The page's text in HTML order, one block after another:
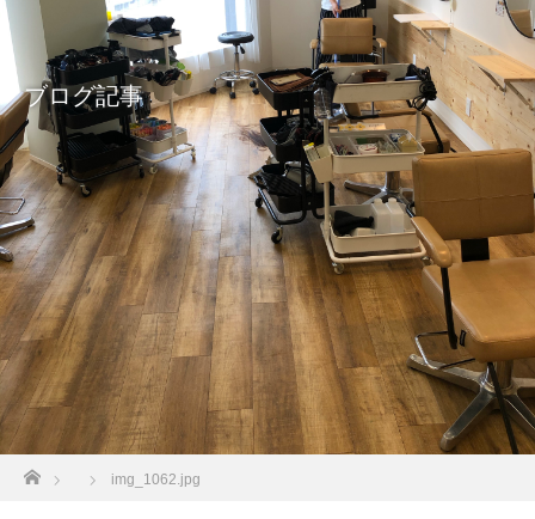
ブログ記事
img_1062.jpg